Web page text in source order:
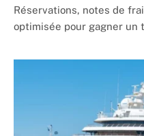
Réservations, notes de
optimisée pour gagner un